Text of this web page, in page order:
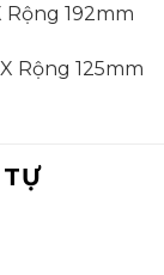
Rộng 192mm
Rộng 125mm